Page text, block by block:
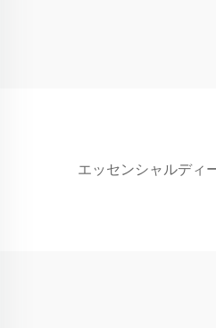
エッセンシャルディ